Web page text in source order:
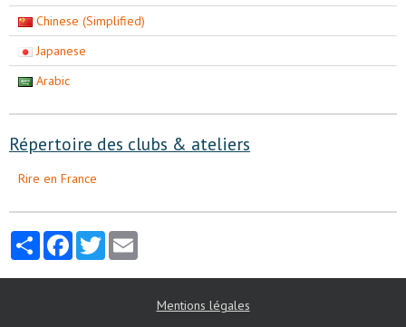
Chinese (Simplified)
Japanese
Arabic
Répertoire des clubs & ateliers
Rire en France
PartagerFacebookTwitter
Mentions légales